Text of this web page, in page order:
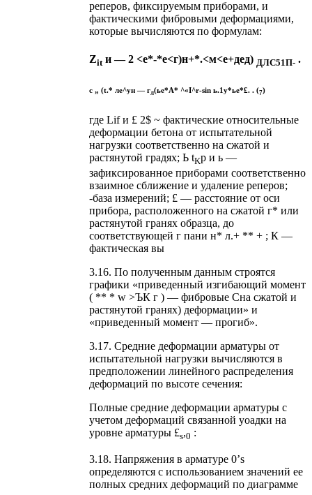
реперов, фиксируемым приборами, и
фактическими фибровыми деформациями,
которые вычисляются по формулам:
Zit и — 2 <е*-*е<г)н+*.<м<е+дед) ДЛС51П- .
с „ (t.* ле^ун — гл(ье*А* ^«I^r-sin ь.1у*ье*£. . (7)
где Lif и £ 2$ ~ фактические относительные
деформации бетона от испытательной
нагрузки соответственно на сжатой и
растянутой градях; Ь tKp и ь —
зафиксированное приборами соответственно
взаимное сближение и удаление реперов;
-база измерений; £ — расстояние от оси
прибора, расположенного на сжатой г* или
растянутой гранях образца, до
соответствующей г пани н* л.+ ** + ; К —
фактическая вы
3.16. По полученным данным строятся
графики «приведенный изгибающий момент
( ** * w >ЪК г ) — фибровые Сна сжатой и
растянутой гранях) деформации» и
«приведенный момент — прогиб».
3.17. Средние деформации арматуры от
испытательной нагрузки вычисляются в
предположении линейного распределения
деформаций по высоте сечения:
Полные средние деформации арматуры с
учетом деформаций связанной уоадки на
уровне арматуры £s,0 :
3.18. Напряжения в арматуре 0’s
определяются с использованием значений ее
полных средних деформаций по диаграмме